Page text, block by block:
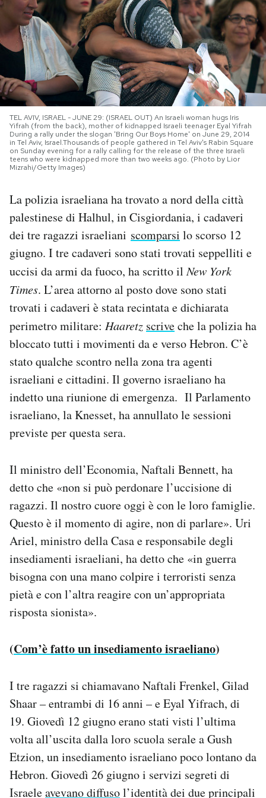
PODCAST
NEWSLETTER
I MIEI PREFERITI
SHOP
AREA PERSONALE
Area Personale
Newsletter
Notifiche mobile
Regala il Post
Hai bisogno di aiuto?
Esci
TEL AVIV, ISRAEL - JUNE 29: (ISRAEL OUT) An Israeli woman hugs Iris
Yifrah (from the back), mother of kidnapped Israeli teenager Eyal Yifrah
During a rally under the slogan 'Bring Our Boys Home' on June 29, 2014
in Tel Aviv, Israel.Thousands of people gathered in Tel Aviv's Rabin Square
on Sunday evening for a rally calling for the release of the three Israeli
teens who were kidnapped more than two weeks ago. (Photo by Lior
Mizrahi/Getty Images)
La polizia israeliana ha trovato a nord della città
palestinese di Halhul, in Cisgiordania, i cadaveri
dei tre ragazzi israeliani scomparsi lo scorso 12
giugno. I tre cadaveri sono stati trovati seppelliti e
uccisi da armi da fuoco, ha scritto ilNew York
Times. L’area attorno al posto dove sono stati
trovati i cadaveri è stata recintata e dichiarata
perimetro militare: Haaretz scriveche la polizia ha
bloccato tutti i movimenti da e verso Hebron. C’è
stato qualche scontro nella zona tra agenti
israeliani e cittadini. Il governo israeliano ha
indetto una riunione di emergenza. Il Parlamento
israeliano, la Knesset, ha annullato le sessioni
previste per questa sera.
Il ministro dell’Economia, Naftali Bennett, ha
detto che «non si può perdonare l’uccisione di
ragazzi. Il nostro cuore oggi è con le loro famiglie.
Questo è il momento di agire, non di parlare». Uri
Ariel, ministro della Casa e responsabile degli
insediamenti israeliani, ha detto che «in guerra
bisogna con una mano colpire i terroristi senza
pietà e con l’altra reagire con un’appropriata
risposta sionista».
(Com’è fatto un insediamento israeliano)
I tre ragazzi si chiamavano Naftali Frenkel, Gilad
Shaar – entrambi di 16 anni – e Eyal Yifrach, di
19. Giovedì 12 giugno erano stati visti l’ultima
volta all’uscita dalla loro scuola serale a Gush
Etzion, un insediamento israeliano poco lontano da
Hebron. Giovedì 26 giugno i servizi segreti di
Israeleavevano diffusol’identità dei due principali